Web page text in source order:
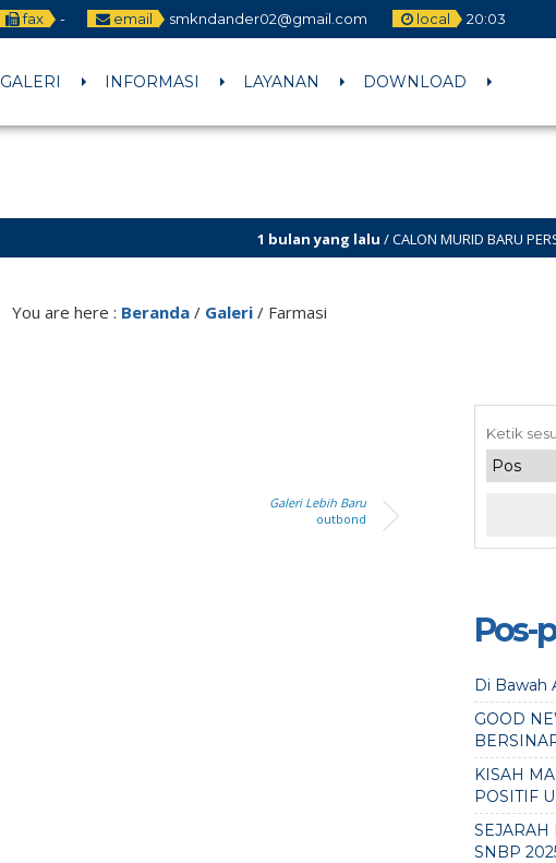
fax - email smkndander02@gmail.com local 20:03
GALERI INFORMASI LAYANAN DOWNLOAD
1 bulan yang lalu/ CALON MURID BARU PERSIAPKAN
You are here : Beranda/ Galeri/ Farmasi
Galeri Lebih Baru
outbond
Pos-
Di Bawah
GOOD
KISAH
POSITIF
SEJARAH
SNBP